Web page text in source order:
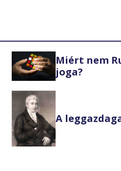
Miért nem
joga?
A